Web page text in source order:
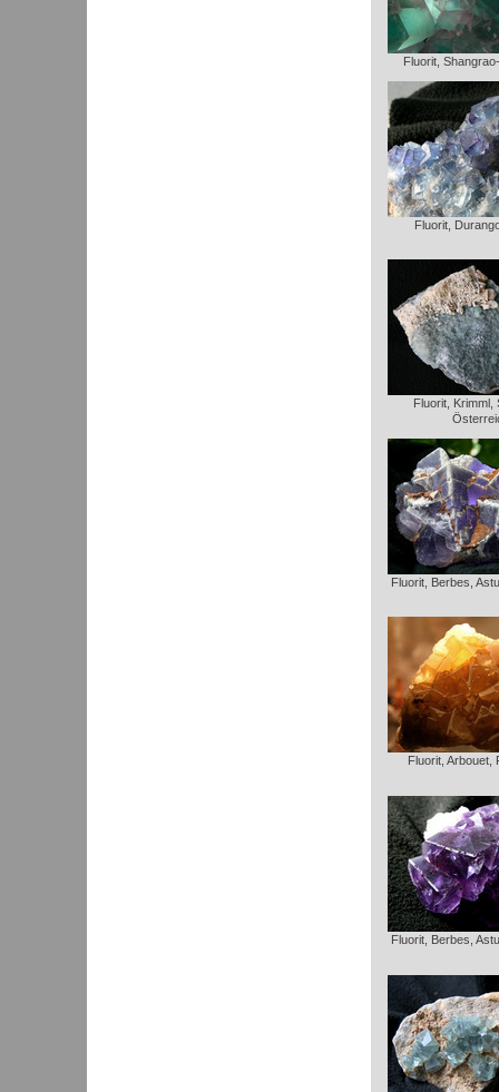
Fluorit,
Fluorit,
Fluorit, Krimml,
Fluorit, Berbes,
Fluorit, Arbouet,
Fluorit, Berbes,